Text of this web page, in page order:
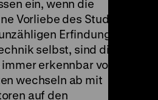
ein, wenn die
Vorliebe des Studios
Erfindungen
selbst, sind die
erkennbar von
wechseln ab mit
auf den